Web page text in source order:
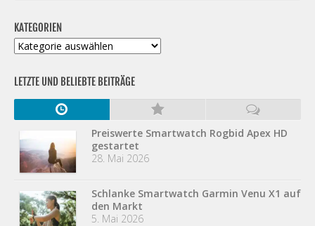
KATEGORIEN
Kategorien
LETZTE UND BELIEBTE BEITRÄGE
Preiswerte Smartwatch Rogbid Apex HD
gestartet
28. Mai 2026
Schlanke Smartwatch Garmin Venu X1 auf
den Markt
5. Mai 2026